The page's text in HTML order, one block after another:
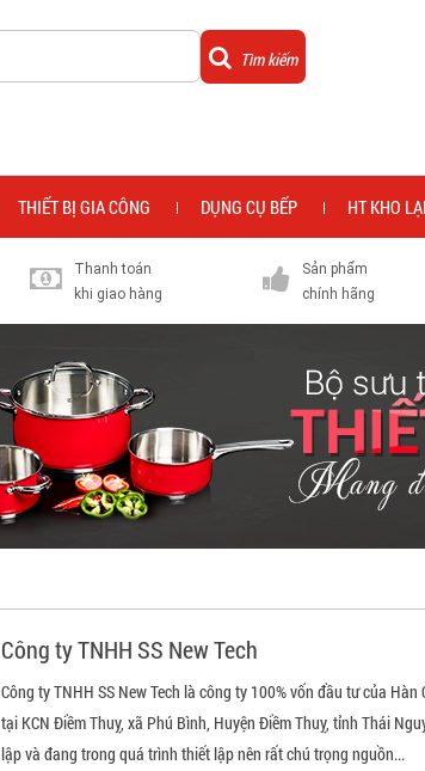
Tìm kiếm
THIẾT BỊ GIA CÔNG DỤNG CỤ BẾP HT KHO
Thanh toán
khi giao hàng
Sản phẩm
chính hãng
Công ty TNHH SS New Tech
Công ty TNHH SS New Tech là công ty 100% vốn đầu tư của Hàn
tại KCN Điềm Thuỵ, xã Phú Bình, Huyện Điềm Thuỵ, tỉnh Thái
lập và đang trong quá trình thiết lập nên rất chú trọng nguồn...